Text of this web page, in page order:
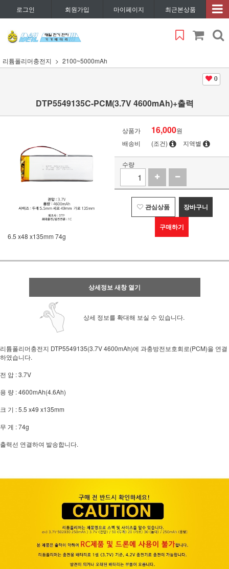
로그인 회원가입 마이페이지 최근본상품
리튬폴리머충전지 2100~5000mAh
0
DTP5549135C-PCM(3.7V 4600mAh)+출력
6.5 x48 x135mm 74g
상품가 16,000원
배송비
(조건) 지역별
수량
관심상품 장바구니
구매하기
상세정보 새창 열기
상세 정보를 확대해 보실 수 있습니다.
리튬폴리머충전지 DTP5549135(3.7V 4600mAh)에 과충방전보호회로(PCM)을 연결
하였습니다.
전 압 : 3.7V
용 량 : 4600mAh(4.6Ah)
크 기 : 5.5 x49 x135mm
무 게 : 74g
출력선 연결하여 발송합니다.